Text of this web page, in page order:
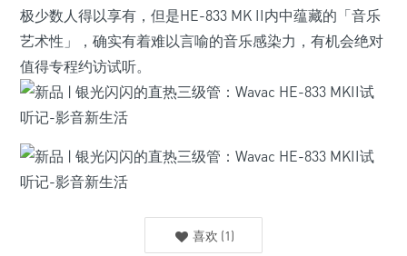
极少数人得以享有，但是HE-833 MK II内中蕴藏的「音乐
艺术性」，确实有着难以言喻的音乐感染力，有机会绝对
值得专程约访试听。
喜欢 (1)